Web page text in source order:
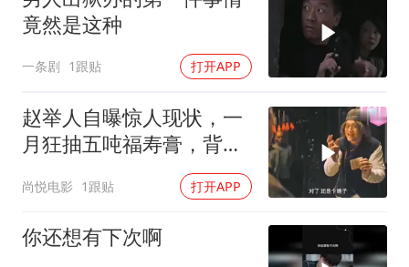
竟然是这种
一条剧 1跟贴 打开APP
赵举人自曝惊人现状，一
月狂抽五吨福寿膏，背后
尚悦电影 1跟贴 打开APP
你还想有下次啊